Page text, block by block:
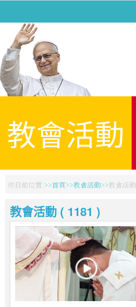
教會活動
你目前位置: 首頁 教會活動 教會活動
教會活動 ( 1181 )